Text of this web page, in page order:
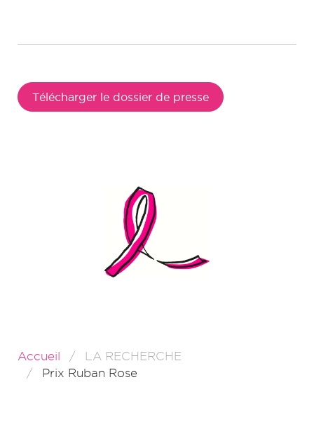
Télécharger le dossier de presse
Accueil
LA RECHERCHE
Prix Ruban Rose